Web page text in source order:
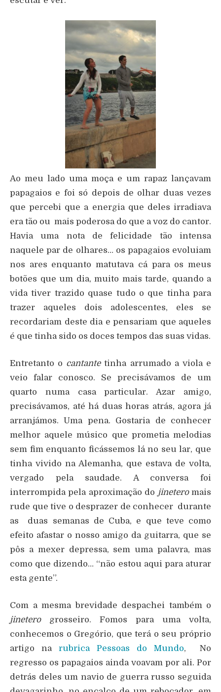
Ao meu lado uma moça e um rapaz lançavam
papagaios e foi só depois de olhar duas vezes
que percebi que a energia que deles irradiava
era tão ou mais poderosa do que a voz do cantor.
Havia uma nota de felicidade tão intensa
naquele par de olhares… os papagaios evoluiam
nos ares enquanto matutava cá para os meus
botões que um dia, muito mais tarde, quando a
vida tiver trazido quase tudo o que tinha para
trazer aqueles dois adolescentes, eles se
recordariam deste dia e pensariam que aqueles
é que tinha sido os doces tempos das suas vidas.
Entretanto o cantantetinha arrumado a viola e
veio falar conosco. Se precisávamos de um
quarto numa casa particular. Azar amigo,
precisávamos, até há duas horas atrás, agora já
arranjámos. Uma pena. Gostaria de conhecer
melhor aquele músico que prometia melodias
sem fim enquanto ficássemos lá no seu lar, que
tinha vivido na Alemanha, que estava de volta,
vergado pela saudade. A conversa foi
interrompida pela aproximação do jineteromais
rude que tive o desprazer de conhecer durante
as duas semanas de Cuba, e que teve como
efeito afastar o nosso amigo da guitarra, que se
pôs a mexer depressa, sem uma palavra, mas
como que dizendo… “não estou aqui para aturar
esta gente”.
Com a mesma brevidade despachei também o
jineterogrosseiro. Fomos para uma volta,
conhecemos o Gregório, que terá o seu próprio
artigo na rubrica Pessoas do Mundo, No
regresso os papagaios ainda voavam por ali. Por
detrás deles um navio de guerra russo seguida